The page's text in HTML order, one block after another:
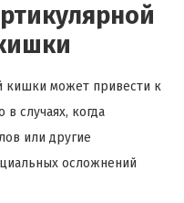
кишки может привести к
случаях, когда
или другие
осложнений